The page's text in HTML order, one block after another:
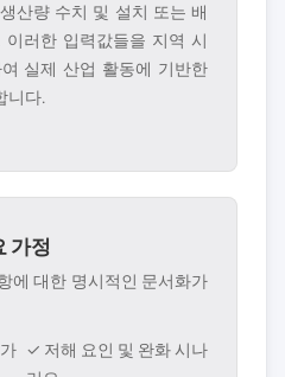
산량 수치 및 설치 또는 배
러한 입력값들을 지역 시
실제 산업 활동에 기반한
니다.
가정
에 대한 명시적인 문서화가
✓ 저해 요인 및 완화 시나